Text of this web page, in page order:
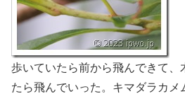
歩いていたら前から飛んできて、
たら飛んでいった。キマダラカメ